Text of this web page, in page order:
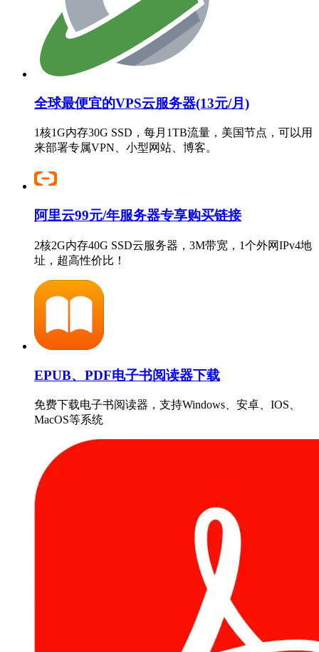
全球最便宜的VPS云服务器(13元/月)
1核1G内存30G SSD，每月1TB流量，美国节点，可以用
来部署专属VPN、小型网站、博客。
阿里云99元/年服务器专享购买链接
2核2G内存40G SSD云服务器，3M带宽，1个外网IPv4地
址，超高性价比！
EPUB、PDF电子书阅读器下载
免费下载电子书阅读器，支持Windows、安卓、IOS、
MacOS等系统